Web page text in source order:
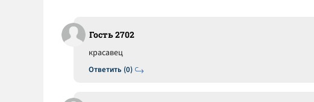
Гость 2702
Ответить (0)
красавец